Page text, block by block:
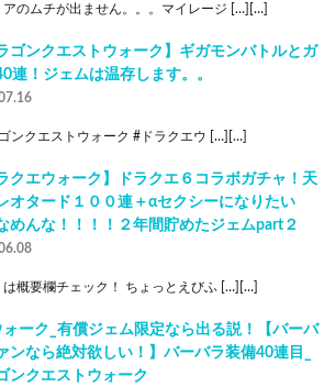
アのムチが出ません。。。マイレージ […][…]
ゴンクエストウォーク】ギガモンバトルとガ
連！ジェムは温存します。。
ンクエストウォーク #ドラクエウ […][…]
クエウォーク】ドラクエ６コラボガチャ！天
オタード１００連＋αセクシーになりたい
めんな！！！！２年間貯めたジェムpart２
は概要欄チェック！ ちょっとえびふ […][…]
ォーク_有償ジェム限定なら出る説！【バーバ
ンなら絶対欲しい！】バーバラ装備40連目_
ンクエストウォーク